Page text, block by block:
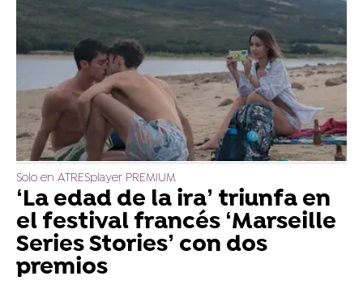
Solo en ATRESplayer PREMIUM
‘La edad de la ira’ triunfa en
el festival francés ‘Marseille
Series Stories’ con dos
premios